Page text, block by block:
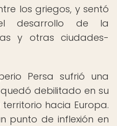
los griegos, y sentó
desarrollo de la
y otras ciudades-
Persa sufrió una
debilitado en su
hacia Europa.
punto de inflexión en